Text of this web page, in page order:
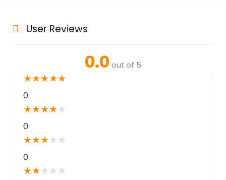
User Reviews
0.0 out of 5
★★★★★
0
★★★★★
0
★★★★ ★
0
★★★ ★ ★